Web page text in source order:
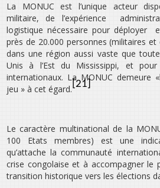
La MONUC est l’unique acteur
militaire, de l’expérience
logistique nécessaire pour déployer
près de 20.000 personnes (militaires
dans une région aussi vaste que
Unis à l’Est du Mississippi, et
internationaux. La MONUC demeure
jeu » à cet égard.[21]
Le caractère multinational de la
100 Etats membres) est une
qu’attache la communauté
crise congolaise et à accompagner le
transition historique vers les élections